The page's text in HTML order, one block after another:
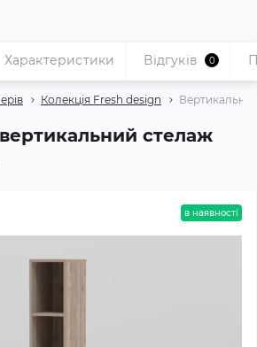
Колекція Fresh design
стелаж
Характеристики Відгуків 0
в наявності